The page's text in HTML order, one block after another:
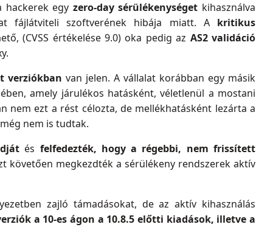
hackerek egy zero-day sérülékenységet kihasználva
fájlátviteli szoftverének hibája miatt. A kritikus
(CVSS értékelése 9.0) oka pedig az AS2 validáció
verziókban van jelen. A vállalat korábban egy másik
amely járulékos hatásként, véletlenül a mostani
nem ezt a rést célozta, de mellékhatásként lezárta a
nem is tudtak.
és felfedezték, hogy a régebbi, nem frissített
követően megkezdték a sérülékeny rendszerek aktív
zajló támadásokat, de az aktív kihasználás
a 10-es ágon a 10.8.5 előtti kiadások, illetve a